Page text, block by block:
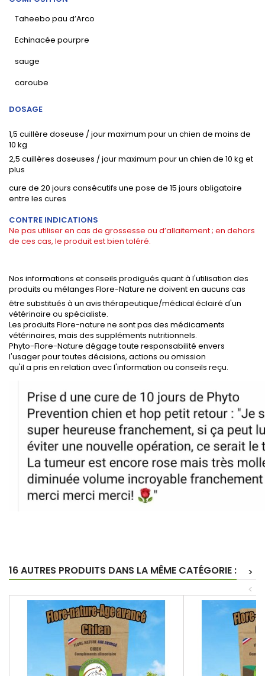
Taheebo pau d’Arco
Echinacée pourpre
sauge
caroube
DOSAGE
1,5 cuillère doseuse / jour maximum pour un chien de moins de
10 kg
2,5 cuillères doseuses / jour maximum pour un chien de 10 kg et
plus
cure de 20 jours consécutifs une pose de 15 jours obligatoire
entre les cures
CONTRE INDICATIONS
Ne pas utiliser en cas de grossesse ou d’allaitement ; en dehors
de ces cas, le produit est bien toléré.
Nos informations et conseils prodigués quant à l'utilisation des
produits ou mélanges Flore-Nature ne doivent en aucuns cas
être substitués à un avis thérapeutique/médical éclairé d'un
vétérinaire ou spécialiste.
Les produits Flore-nature ne sont pas des médicaments
vétérinaires, mais des suppléments nutritionnels.
Phyto-Flore-Nature dégage toute responsabilité envers
l'usager pour toutes décisions, actions ou omission
qu'il a pris en relation avec l'information ou conseils reçu.
16 AUTRES PRODUITS DANS LA MÊME CATÉGORIE :
>
<